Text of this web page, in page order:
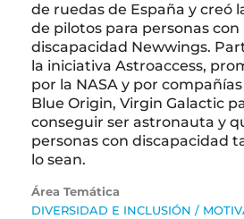
de ruedas de España y creó
de pilotos para personas con
discapacidad Newwings.
la iniciativa Astroaccess,
por la NASA y por
Blue Origin, Virgin Galactic
conseguir ser astronauta y
personas con discapacidad
lo sean.
Área Temática
DIVERSIDAD E INCLUSIÓN /